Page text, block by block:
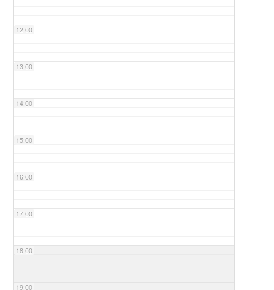
12:00
13:00
14:00
15:00
16:00
17:00
18:00
19:00